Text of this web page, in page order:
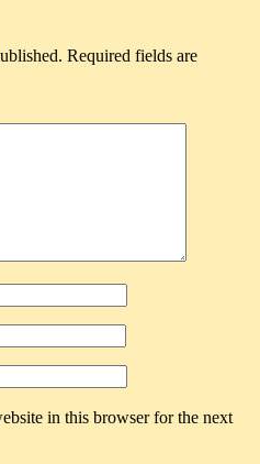
Required fields are
in this browser for the next